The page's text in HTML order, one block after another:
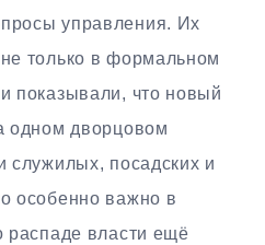
управления. Их
только в формальном
показывали, что новый
одном дворцовом
служилых, посадских и
особенно важно в
распаде власти ещё